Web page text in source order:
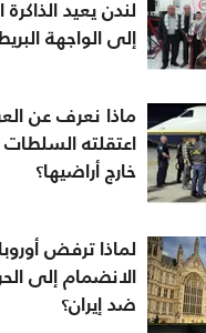
لندن يعيد
إلى الواجهة
ماذا نعرف عن
اعتقلته السلطات
خارج أراضيها؟
لماذا ترفض
الانضمام إلى
ضد إيران؟